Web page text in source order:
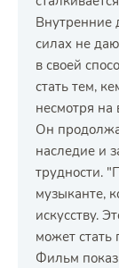
Внутренние
силах не
в своей
стать тем,
несмотря на
Он
наследие и
трудности.
музыканте,
искусству.
может стать
Фильм